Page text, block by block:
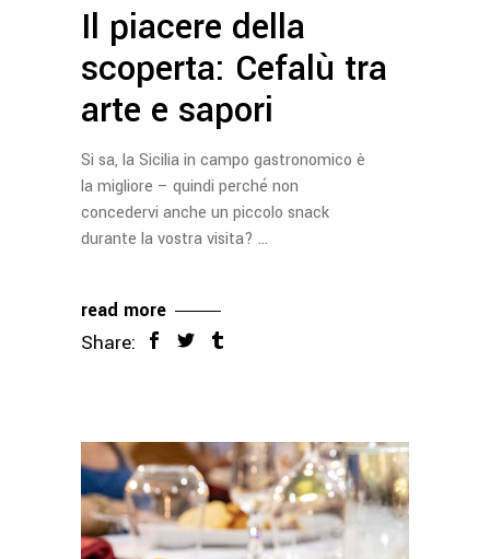
Il piacere della
scoperta: Cefalù tra
arte e sapori
Si sa, la Sicilia in campo gastronomico è
la migliore – quindi perché non
concedervi anche un piccolo snack
durante la vostra visita?
read more
Share: